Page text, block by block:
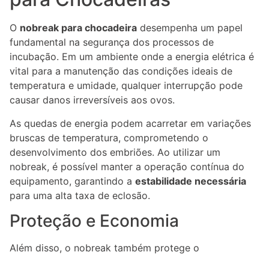
O nobreak para chocadeira desempenha um papel
fundamental na segurança dos processos de
incubação. Em um ambiente onde a energia elétrica é
vital para a manutenção das condições ideais de
temperatura e umidade, qualquer interrupção pode
causar danos irreversíveis aos ovos.
As quedas de energia podem acarretar em variações
bruscas de temperatura, comprometendo o
desenvolvimento dos embriões. Ao utilizar um
nobreak, é possível manter a operação contínua do
equipamento, garantindo a estabilidade necessária
para uma alta taxa de eclosão.
Proteção e Economia
Além disso, o nobreak também protege o